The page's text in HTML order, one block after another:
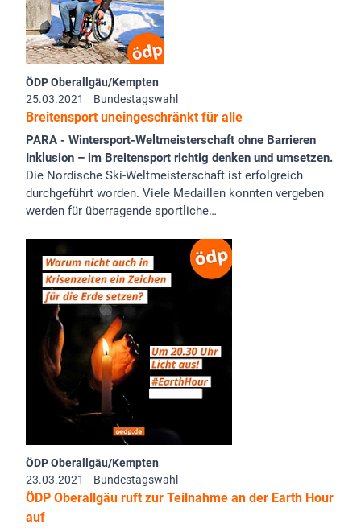
ÖDP Oberallgäu/Kempten
25.03.2021
Bundestagswahl
Breitensport uneingeschränkt für alle
PARA - Wintersport-Weltmeisterschaft ohne Barrieren
Inklusion – im Breitensport richtig denken und umsetzen.
Die Nordische Ski-Weltmeisterschaft ist erfolgreich
durchgeführt worden. Viele Medaillen konnten vergeben
werden für überragende sportliche…
ÖDP Oberallgäu/Kempten
23.03.2021
Bundestagswahl
ÖDP Oberallgäu ruft zur Teilnahme an der Earth Hour
auf